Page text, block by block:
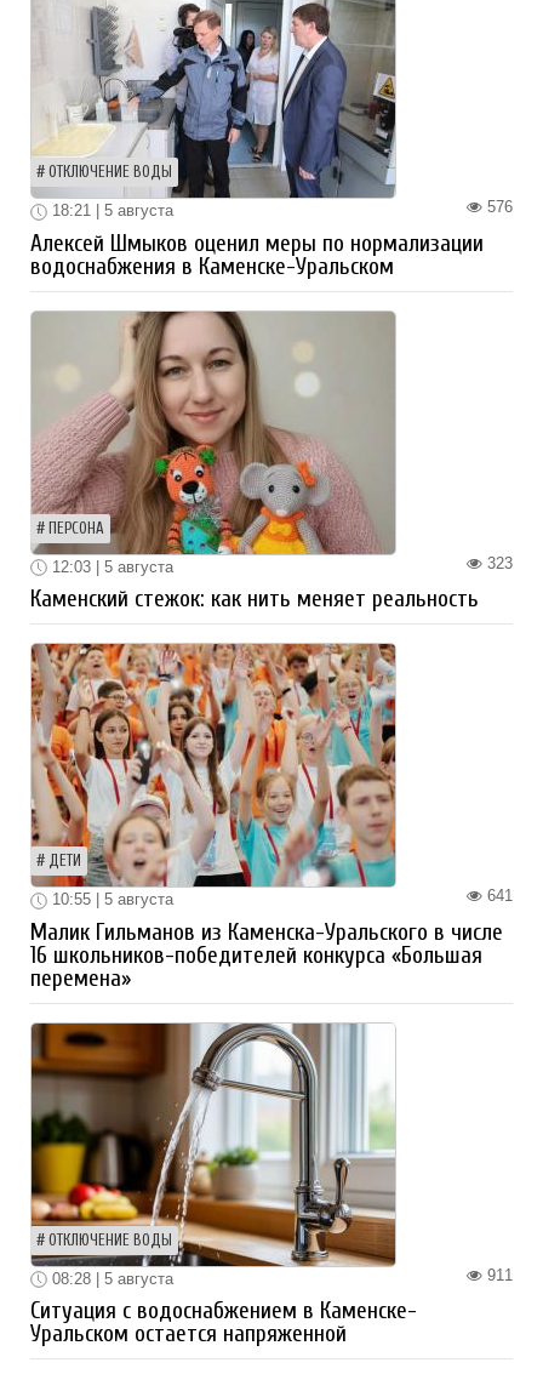
ОТКЛЮЧЕНИЕ ВОДЫ
576
18:21 | 5 августа
Алексей Шмыков оценил меры по нормализации
водоснабжения в Каменске-Уральском
ПЕРСОНА
323
12:03 | 5 августа
Каменский стежок: как нить меняет реальность
ДЕТИ
641
10:55 | 5 августа
Малик Гильманов из Каменска-Уральского в числе
16 школьников-победителей конкурса «Большая
перемена»
ОТКЛЮЧЕНИЕ ВОДЫ
911
08:28 | 5 августа
Ситуация с водоснабжением в Каменске-
Уральском остается напряженной